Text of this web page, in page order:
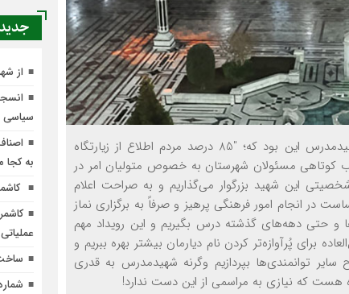
صدای خاوران-غم‌انگیزترین خبر همزمان با سالگرد شهادت شهیدمدرس این بود که؛ "85 درصد مردم اطلاع از زیارتگاه
کوتاهی مسئولان شهرستان به خصوص متولیان امر در
این شهید بزرگوار می‌گذاریم و به صراحت اعلام
در انجام امور فرهنگی پرهیز و صرفاً به برگزاری نماز
و حتی دهه‌های گذشته درس بگیریم و این رویداد مهم
برای پُرآوازه‌تر کردن نام دیارمان بیشتر بهره ببریم و
توانمندی‌ها بپردازیم وگرنه شهیدمدرس به قدری
که نیازی به مراسمی از این دست ندارد!
از
سیاسی
به
عملیاتی
شماره 618 نشریه آوای